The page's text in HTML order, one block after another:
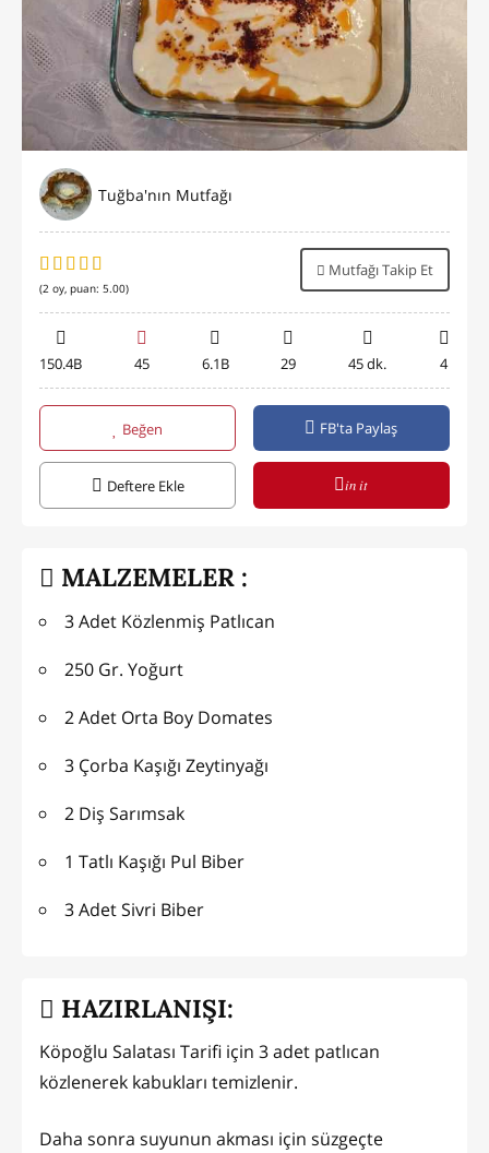
Tuğba'nın Mutfağı
(2 oy, puan: 5.00)
Mutfağı Takip Et
150.4B 45 6.1B 29 45 dk. 4
Beğen FB'ta Paylaş
Deftere Ekle in it
MALZEMELER :
3 Adet Közlenmiş Patlıcan
250 Gr. Yoğurt
2 Adet Orta Boy Domates
3 Çorba Kaşığı Zeytinyağı
2 Diş Sarımsak
1 Tatlı Kaşığı Pul Biber
3 Adet Sivri Biber
HAZIRLANIŞI:
Köpoğlu Salatası Tarifi için 3 adet patlıcan
közlenerek kabukları temizlenir.
Daha sonra suyunun akması için süzgeçte